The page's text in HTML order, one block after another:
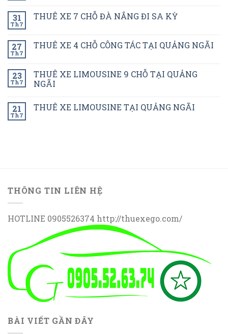
31
Th7
THUÊ XE 7 CHỖ ĐÀ NẮNG ĐI SA KỲ
27
Th7
THUÊ XE 4 CHỖ CÔNG TÁC TẠI QUẢNG NGÃI
23
Th7
THUÊ XE LIMOUSINE 9 CHỖ TẠI QUẢNG
NGÃI
21
Th7
THUÊ XE LIMOUSINE TẠI QUẢNG NGÃI
THÔNG TIN LIÊN HỆ
HOTLINE 0905526374 http://thuexego.com/
BÀI VIẾT GẦN ĐÂY